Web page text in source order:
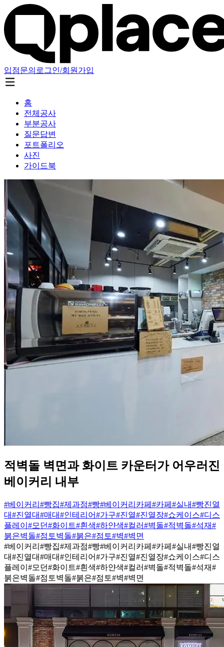
입점문의 로그인/회원가입
홈
전체공사
부분공사
질문답변
포트폴리오
사진
가이드북
적벽돌 벽면과 화이트 카운터가 어우러진
베이커리 내부
#베이커리 #빵집#제과점#빵#베이커리카페 #카페 #실내#빵진열
대#진열대#매대#인테리어#가구#진열#진열장#쇼케이스#디스
플레이 #모던#화이트#흰색#하얀색#컬러#벽돌#적벽돌#석재#
붉은벽돌#점토벽돌#붉은#점토#벽#벽면
#베이커리 #빵집#제과점#빵#베이커리카페 #카페 #실내#빵진열
대#진열대#매대#인테리어#가구#진열#진열장#쇼케이스#디스
플레이 #모던#화이트#흰색#하얀색#컬러#벽돌#적벽돌#석재#
붉은벽돌#점토벽돌#붉은#점토#벽#벽면